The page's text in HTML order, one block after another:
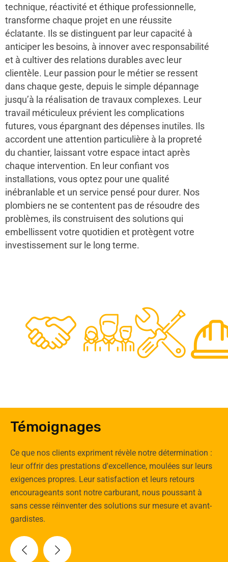
technique, réactivité et éthique professionnelle,
transforme chaque projet en une réussite
éclatante. Ils se distinguent par leur capacité à
anticiper les besoins, à innover avec responsabilité
et à cultiver des relations durables avec leur
clientèle. Leur passion pour le métier se ressent
dans chaque geste, depuis le simple dépannage
jusqu’à la réalisation de travaux complexes. Leur
travail méticuleux prévient les complications
futures, vous épargnant des dépenses inutiles. Ils
accordent une attention particulière à la propreté
du chantier, laissant votre espace intact après
chaque intervention. En leur confiant vos
installations, vous optez pour une qualité
inébranlable et un service pensé pour durer. Nos
plombiers ne se contentent pas de résoudre des
problèmes, ils construisent des solutions qui
embellissent votre quotidien et protègent votre
investissement sur le long terme.
48
0
50
Experts
Témoignages
Ce que nos clients expriment révèle notre détermination :
leur offrir des prestations d'excellence, moulées sur leurs
exigences propres. Leur satisfaction et leurs retours
encourageants sont notre carburant, nous poussant à
sans cesse réinventer des solutions sur mesure et avant-
gardistes.